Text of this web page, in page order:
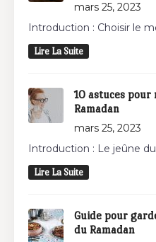
mars 25, 2023
Introduction : Choisir le
Lire La Suite
10 astuces
Ramadan
mars 25, 2023
Introduction : Le jeûne
Lire La Suite
Guide pour
du Ramadan